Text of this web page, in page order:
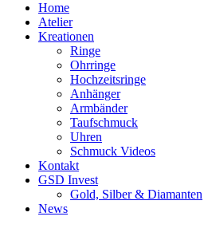
Home
Atelier
Kreationen
Ringe
Ohrringe
Hochzeitsringe
Anhänger
Armbänder
Taufschmuck
Uhren
Schmuck Videos
Kontakt
GSD Invest
Gold, Silber & Diamanten
News